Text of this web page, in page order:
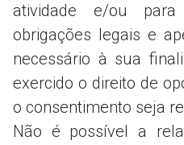
atividade e/ou
obrigações legais e
necessário à sua
exercido o direito de
o consentimento seja
Não é possível a